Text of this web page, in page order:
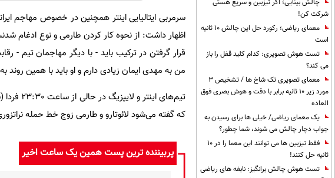
چالش بینایی؛ اگر تیزبین و سریع هستی
شرکت کن!
معمای ریاضی؛ رکورد حل این چالش 10 ثانیه
است
تست هوش تصویری: کدام کلید قفل را باز
می کند؟
معمای تصویری تک شاخ ها / تشخیص 3
مورد زیر 10 ثانیه برابر با دقت و هوش بصری فوق
العاده
یک معمای ریاضی/ خیلی ها برای رسیدن به
جواب دچار چالش می شوند، شما چطور؟
فقط تیزبین ها می توانند این معما را در 10
ثانیه حل کنند!
تست هوش چالش برانگیز: نابغه های ریاضی
سرمربی ایتالیایی اینتر همچنین در خصوص مهاجم
اظهار داشت: از نحوه کار کردن طارمی و نوع ادغام
قرار گرفتن در ترکیب باید - با دیگر مهاجمان تیم -
من به مهدی ایمان زیادی دارم و او باید با همین روند
که گفته می‌شود لائوتارو و طارمی زوج خط حمله
پربیننده ترین پست همین یک ساعت اخیر